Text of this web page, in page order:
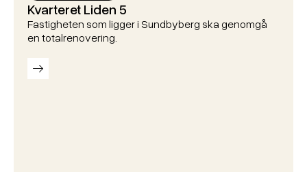
Kvarteret Liden 5
Fastigheten som ligger i Sundbyberg ska genomgå
en totalrenovering.
Läs mer